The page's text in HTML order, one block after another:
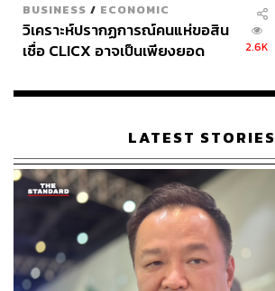
BUSINESS / ECONOMIC
วิเคราะห์ปรากฏการณ์คนแห่ขอสิน
เชื่อ CLICX อาจเป็นเพียงยอด
เรือนไทยที่ถูกซุกไว้
2.6K
LATEST STORIES